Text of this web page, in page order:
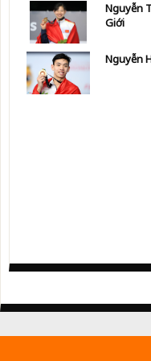
Nguyễn
Giới
Nguyễn